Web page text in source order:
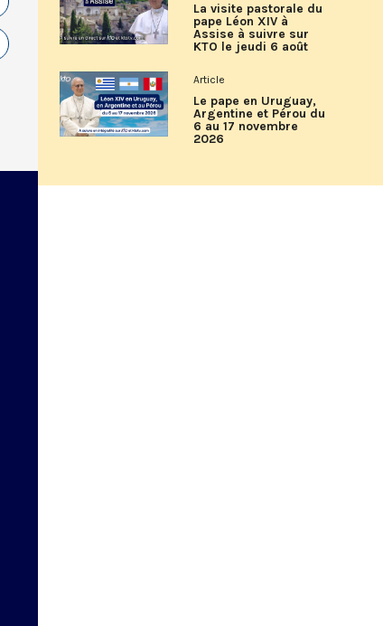
La visite pastorale du
pape Léon XIV à
Assise à suivre sur
KTO le jeudi 6 août
Article
Le pape en Uruguay,
Argentine et Pérou du
6 au 17 novembre
2026